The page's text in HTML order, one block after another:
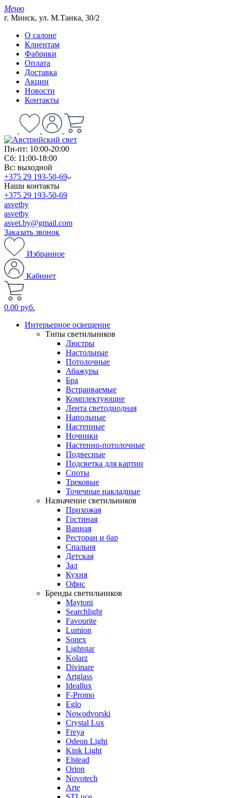
Меню
г. Минск, ул. М.Танка, 30/2
О салоне
Клиентам
Фабрики
Оплата
Доставка
Акции
Новости
Контакты
Пн-пт: 10:00-20:00
Сб: 11:00-18:00
Вс: выходной
+375 29 193-50-69
Наши контакты
+375 29 193-50-69
asvetby
asvetby
asvet.by@gmail.com
Заказать звонок
Избранное
Кабинет
0.00 руб.
Интерьерное освещение
Типы светильников
Люстры
Настольные
Потолочные
Абажуры
Бра
Встраиваемые
Комплектующие
Лента светодиодная
Напольные
Настенные
Ночники
Настенно-потолочные
Подвесные
Подсветка для картин
Споты
Трековые
Точечные накладные
Назначение светильников
Прихожая
Гостиная
Ванная
Ресторан и бар
Спальня
Детская
Зал
Кухня
Офис
Бренды светильников
Maytoni
Searchlight
Favourite
Lumion
Sonex
Lightstar
Kolarz
Divinare
Artglass
Ideallux
F-Promo
Eglo
Nowodvorski
Crystal Lux
Freya
Odeon Light
Kink Light
Elstead
Orion
Novotech
Arte